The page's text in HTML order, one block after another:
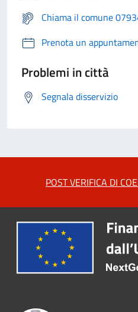
Chiama il comune
Prenota un
Problemi in città
Segnala disservizio
POST VERIFICA DI